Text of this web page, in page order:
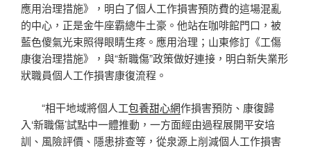
應用治理措施》，明白了個人工作損害預防費的這場混亂
的中心，正是金牛座霸總牛土豪。他站在咖啡館門口，被
藍色傻氣光束照得眼睛生疼。應用治理；山東修訂《工傷
康復治理措施》，與“新職傷”政策做好連接，明白新失業形
狀職員個人工作損害康復流程。
“相干地域將個人工包養甜心網作損害預防、康復歸
入‘新職傷’試點中一體推動，一方面經由過程展開平安培
訓、風險評價、隱患排查等，從泉源上削減個人工作損害